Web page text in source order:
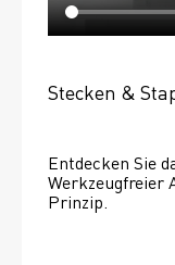
Stecken &
Entdecken Sie
Werkzeugfreier
Prinzip.